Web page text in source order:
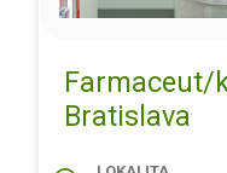
Farmaceut/
Bratislava